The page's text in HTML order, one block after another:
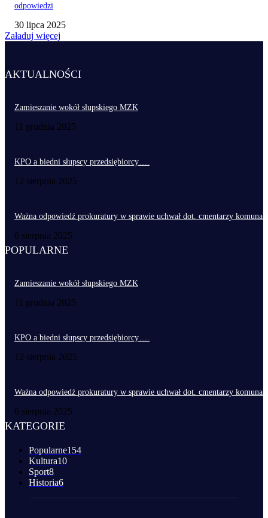
odpowiedzi
30 lipca 2025
Załaduj więcej
AKTUALNOŚCI
Zamieszanie wokół słupskiego MZK
11 grudnia 2025
KPO a biedni słupscy przedsiębiorcy….
12 sierpnia 2025
Ważna odpowiedź prokuratury w sprawie uchwał dot. cmentarzy
6 sierpnia 2025
POPULARNE
Zamieszanie wokół słupskiego MZK
11 grudnia 2025
KPO a biedni słupscy przedsiębiorcy….
12 sierpnia 2025
Ważna odpowiedź prokuratury w sprawie uchwał dot. cmentarzy
6 sierpnia 2025
KATEGORIE
Popularne154
Kultura10
Sport8
Historia6